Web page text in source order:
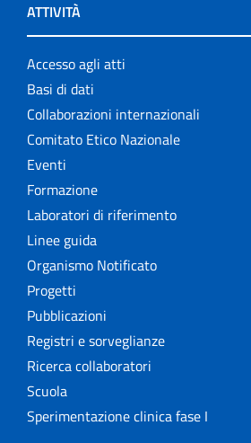
ATTIVITÀ
Accesso agli atti
Basi di dati
Collaborazioni internazionali
Comitato Etico Nazionale
Eventi
Formazione
Laboratori di riferimento
Linee guida
Organismo Notificato
Progetti
Pubblicazioni
Registri e sorveglianze
Ricerca collaboratori
Scuola
Sperimentazione clinica fase I